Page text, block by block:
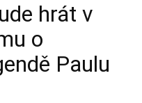
hrát v
o
Paulu